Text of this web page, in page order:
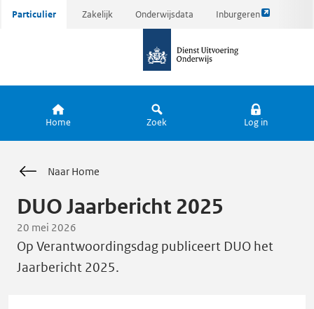
Ga
Particulier Zakelijk Onderwijsdata Inburgeren
Link
pagina
de
Home Zoek Log in
Naar Home
DUO Jaarbericht 2025
20 mei 2026
Op Verantwoordingsdag publiceert DUO het
Jaarbericht 2025.